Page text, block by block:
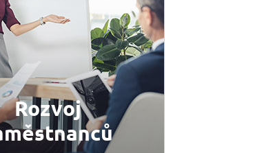
Rozvoj